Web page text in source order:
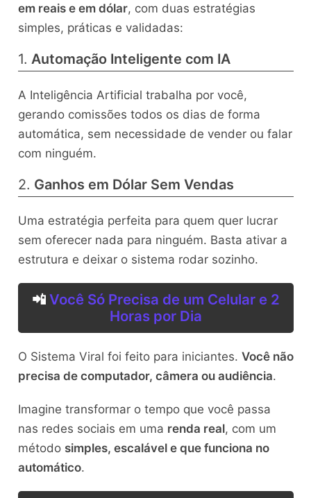
em reais e em dólar, com duas estratégias
simples, práticas e validadas:
1. Automação Inteligente com IA
A Inteligência Artificial trabalha por você,
gerando comissões todos os dias de forma
automática, sem necessidade de vender ou falar
com ninguém.
2. Ganhos em Dólar Sem Vendas
Uma estratégia perfeita para quem quer lucrar
sem oferecer nada para ninguém. Basta ativar a
estrutura e deixar o sistema rodar sozinho.
📲 Você Só Precisa de um Celular e 2
Horas por Dia
O Sistema Viral foi feito para iniciantes. Você não
precisa de computador, câmera ou audiência.
Imagine transformar o tempo que você passa
nas redes sociais em uma renda real, com um
método simples, escalável e que funciona no
automático.